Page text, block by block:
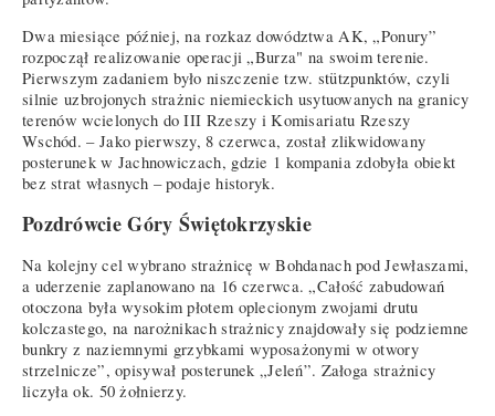
Dwa miesiące później, na rozkaz dowództwa AK, „Ponury”
rozpoczął realizowanie operacji „Burza" na swoim terenie.
Pierwszym zadaniem było niszczenie tzw. stützpunktów, czyli
silnie uzbrojonych strażnic niemieckich usytuowanych na granicy
terenów wcielonych do III Rzeszy i Komisariatu Rzeszy
Wschód. – Jako pierwszy, 8 czerwca, został zlikwidowany
posterunek w Jachnowiczach, gdzie 1 kompania zdobyła obiekt
bez strat własnych – podaje historyk.
Pozdrówcie Góry Świętokrzyskie
Na kolejny cel wybrano strażnicę w Bohdanach pod Jewłaszami,
a uderzenie zaplanowano na 16 czerwca. „Całość zabudowań
otoczona była wysokim płotem oplecionym zwojami drutu
kolczastego, na narożnikach strażnicy znajdowały się podziemne
bunkry z naziemnymi grzybkami wyposażonymi w otwory
strzelnicze”, opisywał posterunek „Jeleń”. Załoga strażnicy
liczyła ok. 50 żołnierzy.